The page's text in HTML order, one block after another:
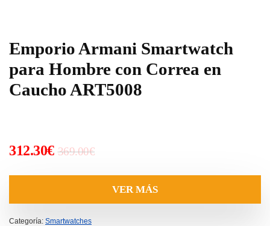
Emporio Armani Smartwatch
para Hombre con Correa en
Caucho ART5008
369.00€El
original
era:
312.30€
El
actual
es:
VER MÁS
Categoría: Smartwatches